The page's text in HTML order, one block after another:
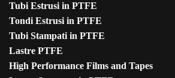
Tubi Estrusi in PTFE
Tondi Estrusi in PTFE
Tubi Stampati in PTFE
Lastre PTFE
High Performance Films and Tapes